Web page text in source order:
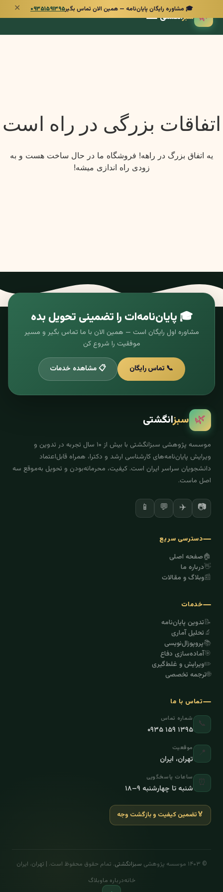
🎓 مشاوره رایگان پایان‌نامه — همین الان تماس بگیر۰۹۳۵۱۵۹۱۳۹۵ ✕
🌿 سبزانگشتی
اتفاقات بزرگی در راه است
یه اتفاق بزرگ در راهه! فروشگاه ما در حال ساخت هست و به
زودی راه اندازی میشه!
🎓 پایان‌نامه‌ات را تضمینی تحویل بده
مشاوره اول رایگان است — همین الان با ما تماس بگیر و مسیر
موفقیت را شروع کن
📞 تماس رایگان 📋 مشاهده خدمات
🌿 سبزانگشتی
موسسه پژوهشی سبزانگشتی با بیش از ۱۰ سال تجربه در تدوین و
ویرایش پایان‌نامه‌های کارشناسی ارشد و دکترا، همراه قابل‌اعتماد
دانشجویان سراسر ایران است. کیفیت، محرمانه‌بودن و تحویل به‌موقع سه
اصل ماست.
📷
✈️
💬
📱
دسترسی سریع
🏠صفحه اصلی
👋درباره ما
📰وبلاگ و مقالات
خدمات
📝تدوین پایان‌نامه
🔬تحلیل آماری
📚پروپوزال‌نویسی
🎯آماده‌سازی دفاع
✏️ویرایش و غلط‌گیری
🌐ترجمه تخصصی
تماس با ما
📞 شماره تماس
۰۹۳۵ ۱۵۹ ۱۳۹۵
📍 موقعیت
تهران، ایران
⏰ ساعات پاسخگویی
شنبه تا چهارشنبه ۹–۱۸
🏅تضمین کیفیت و بازگشت وجه
© ۱۴۰۳ موسسه پژوهشی سبزانگشتی. تمام حقوق محفوظ است. | تهران، ایران
خانهدرباره ماوبلاگ